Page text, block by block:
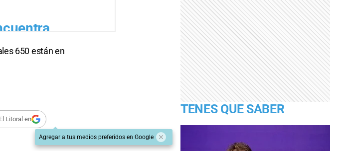
650 están en
Litoral en
Agregar a tus medios preferidos en Google
TENES QUE SABER